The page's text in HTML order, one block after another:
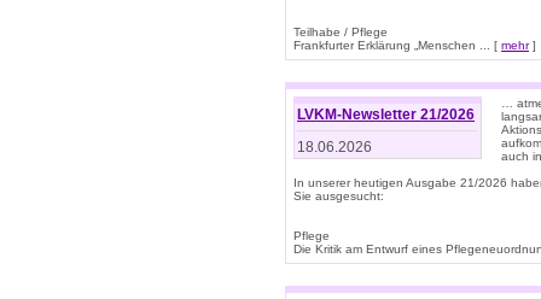
Teilhabe / Pflege
Frankfurter Erklärung „Menschen ... [ mehr]
LVKM-Newsletter 21/2026
18.06.2026
…
auch
In unserer heutigen Ausgabe 21/2026
Sie ausgesucht:
Pflege
Die Kritik am Entwurf eines